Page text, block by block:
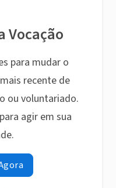
Vocação
para mudar o
recente de
ou voluntariado.
agir em sua